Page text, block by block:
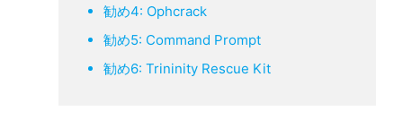
勧め4: Ophcrack
勧め5: Command Prompt
勧め6: Trininity Rescue Kit